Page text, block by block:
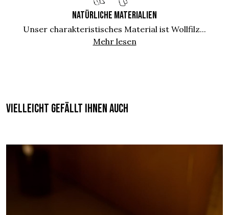
NATÜRLICHE MATERIALIEN
Unser charakteristisches Material ist Wollfilz...
Mehr lesen
Vielleicht gefällt Ihnen auch